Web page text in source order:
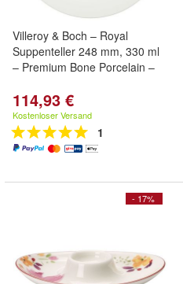
Villeroy & Boch – Royal
Suppenteller 248 mm, 330 ml
– Premium Bone Porcelain –
114,93 €
Kostenloser Versand
1
- 17%